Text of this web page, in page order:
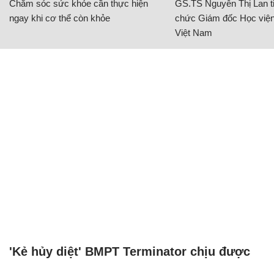
Chăm sóc sức khỏe cần thực hiện
ngay khi cơ thể còn khỏe
GS.TS Nguyễn Thị Lan
chức Giám đốc Học
Việt Nam
'Kẻ hủy diệt' BMPT Terminator chịu được